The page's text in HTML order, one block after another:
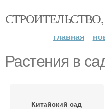
главная
Растения в
Китайский сад